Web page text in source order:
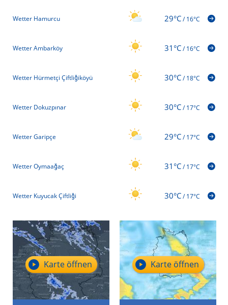
Wetter Hamurcu 29°C/16°C
Wetter Ambarköy 31°C/16°C
Wetter Hürmetçi Çiftliğiköyü 30°C/18°C
Wetter Dokuzpınar 30°C/17°C
Wetter Garipçe 29°C/17°C
Wetter Oymaağaç 31°C/17°C
Wetter Kuyucak Çiftliği 30°C/17°C
Karte öffnen Karte öffnen